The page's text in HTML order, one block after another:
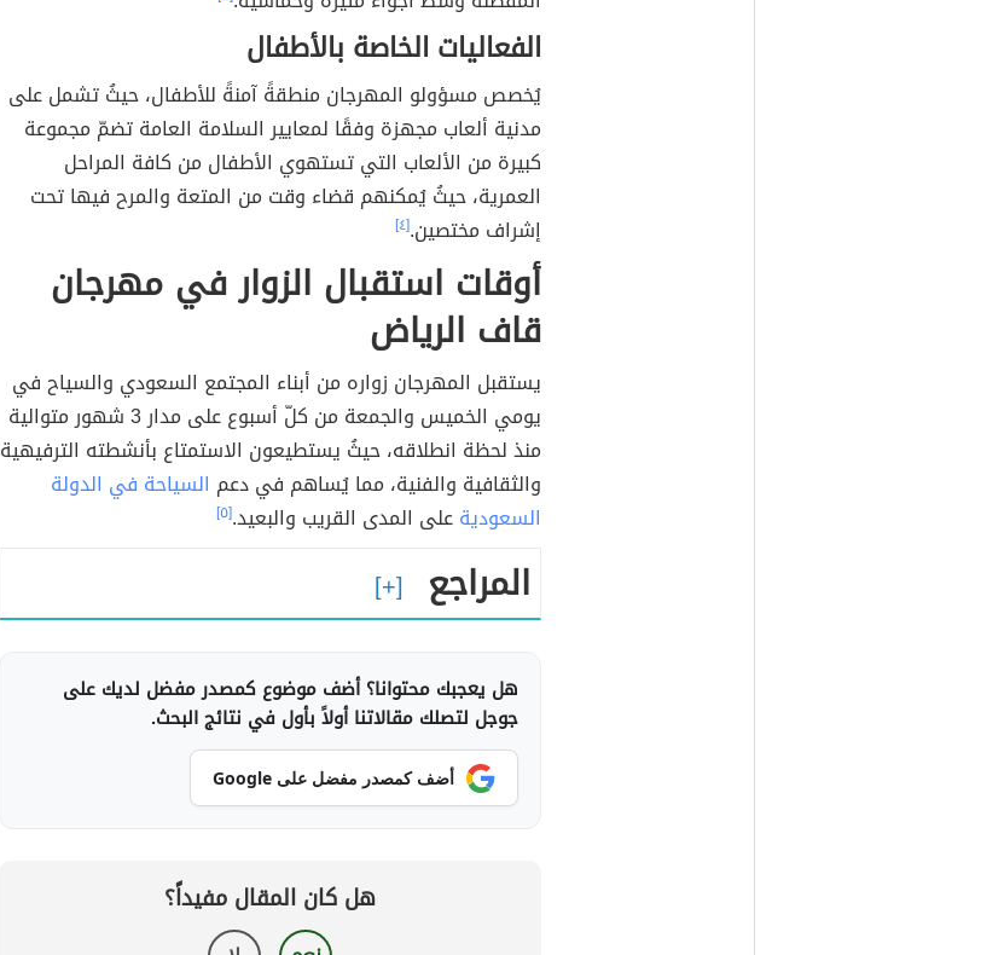
الفعاليات الخاصة بالأطفال
يُخصص مسؤولو المهرجان منطقةً آمنةً للأطفال، حيثُ تشمل على
مدنية ألعاب مجهزة وفقًا لمعايير السلامة العامة تضمّ مجموعة
كبيرة من الألعاب التي تستهوي الأطفال من كافة المراحل
العمرية، حيثُ يُمكنهم قضاء وقت من المتعة والمرح فيها تحت
إشراف مختصين.[٤]
أوقات استقبال الزوار في مهرجان
قاف الرياض
يستقبل المهرجان زواره من أبناء المجتمع السعودي والسياح في
يومي الخميس والجمعة من كلّ أسبوع على مدار 3 شهور متوالية
منذ لحظة انطلاقه، حيثُ يستطيعون الاستمتاع بأنشطته الترفيهية
والثقافية والفنية، مما يُساهم في دعم السياحة في الدولة
السعوديةعلى المدى القريب والبعيد.[٥]
المراجع
هل يعجبك محتوانا؟ أضف موضوع كمصدر مفضل لديك على
جوجل لتصلك مقالاتنا أولاً بأول في نتائج البحث.
أضف كمصدر مفضل على Google
هل كان المقال مفيداً؟